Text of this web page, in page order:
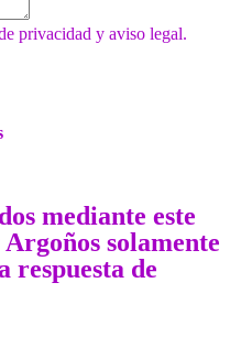
privacidad y aviso legal.
mediante este
solamente
respuesta de